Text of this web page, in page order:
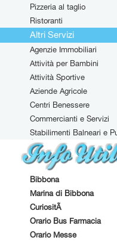
Pizzeria al taglio
Ristoranti
Altri Servizi
Agenzie Immobiliari
Attività per Bambini
Attività Sportive
Aziende Agricole
Centri Benessere
Commercianti e Servizi
Stabilimenti Balneari e
Attrezzati
Bibbona
Marina di Bibbona
CuriositÃ
Orario Bus Farmacia
Orario Messe